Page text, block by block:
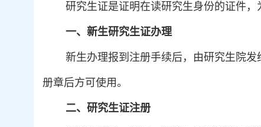
研究生证是证明在读研究生身份的证件
一、新生研究生证办理
新生办理报到注册手续后，由研究生院
册章后方可使用。
二、研究生证注册